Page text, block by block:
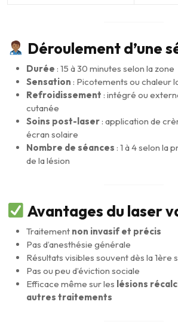
Déroulement d’une
Durée : 15 à 30 minutes selon la zone
Sensation : Picotements ou chaleur
Refroidissement : intégré ou
cutanée
Soins post-laser : application de
écran solaire
Nombre de séances : 1 à 4 selon la
de la lésion
Avantages du laser
Traitement non invasif et précis
Pas d’anesthésie générale
Résultats visibles souvent dès la 1ère
Pas ou peu d’éviction sociale
Efficace même sur les lésions
autres traitements